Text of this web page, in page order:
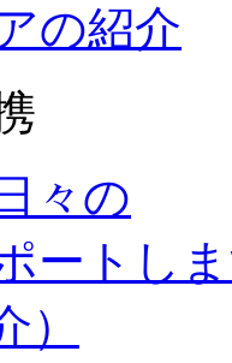
の紹介
々の
ートし
）